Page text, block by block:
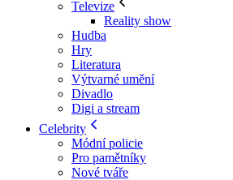
Televize
Reality show
Hudba
Hry
Literatura
Výtvarné umění
Divadlo
Digi a stream
Celebrity
Módní policie
Pro pamětníky
Nové tváře